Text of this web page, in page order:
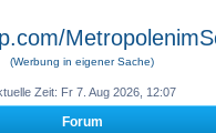
(Werbung in eigener Sache)
Zeit: Fr 7. Aug 2026, 12:07
Forum